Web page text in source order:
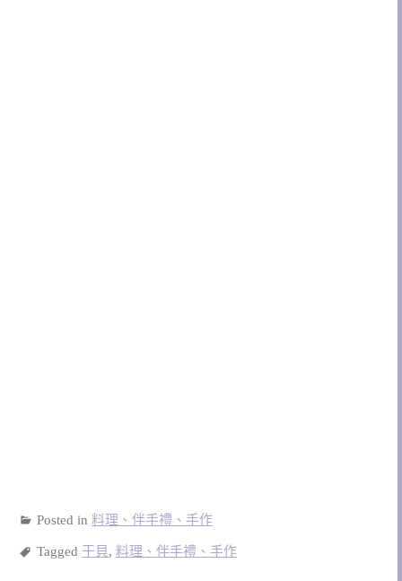
Posted in 料理、伴手禮、手作
Tagged 干貝, 料理、伴手禮、手作